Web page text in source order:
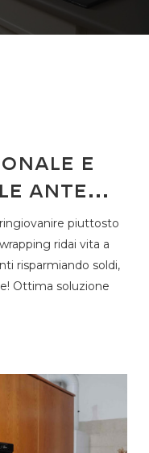
e
ante…
piuttosto
ridai vita a
risparmiando soldi,
Ottima soluzione